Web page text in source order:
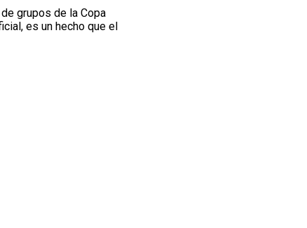
grupos de la Copa
es un hecho que el